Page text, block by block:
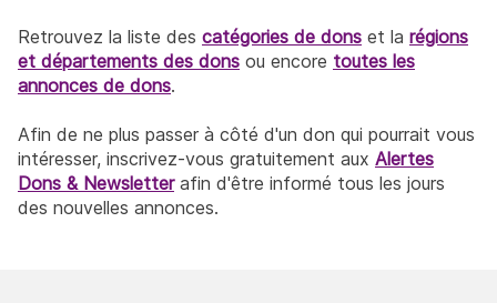
Retrouvez la liste des catégories de dons et la régions
et départements des dons ou encore toutes les
annonces de dons.
Afin de ne plus passer à côté d'un don qui pourrait vous
intéresser, inscrivez-vous gratuitement aux Alertes
Dons & Newsletterafin d'être informé tous les jours
des nouvelles annonces.